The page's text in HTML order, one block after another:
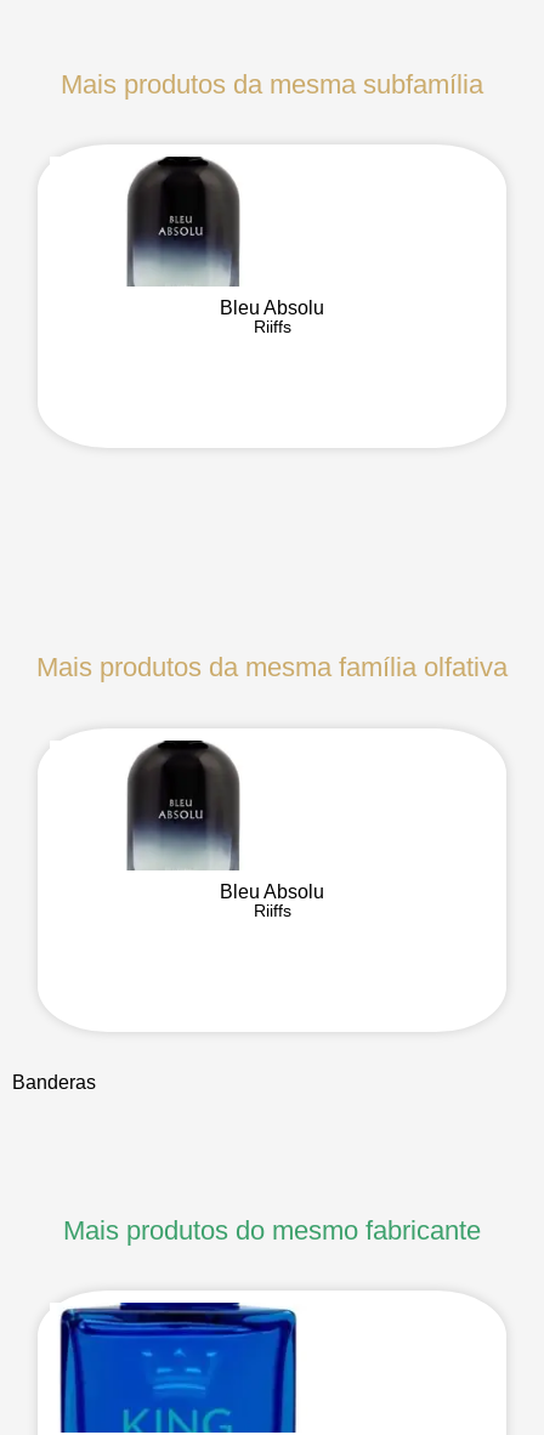
Mais produtos da mesma subfamília
Bleu Absolu
Riiffs
Mais produtos da mesma família olfativa
Bleu Absolu
Riiffs
Banderas
Mais produtos do mesmo fabricante